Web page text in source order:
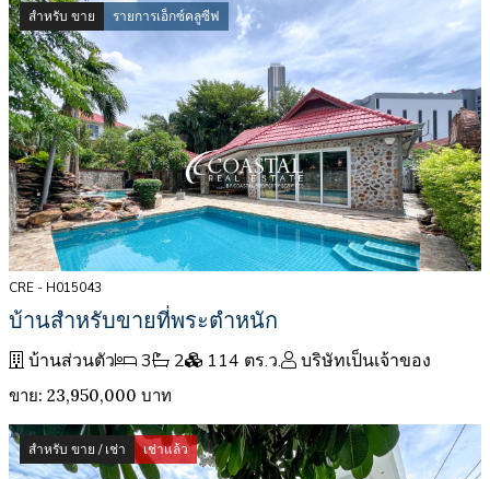
สำหรับ ขาย รายการเอ็กซ์คลูซีฟ
CRE - H015043
บ้านสำหรับขายที่พระตำหนัก
บ้านส่วนตัว 3 2 114 ตร.ว. บริษัทเป็นเจ้าของ
ขาย: 23,950,000 บาท
สำหรับ ขาย / เช่า เช่าแล้ว